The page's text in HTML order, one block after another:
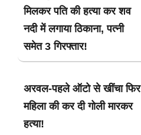
मिलकर पति की हत्या कर शव
नदी में लगाया ठिकाना, पत्नी
समेत 3 गिरफ्तार!
अरवल-पहले ऑटो से खींचा फिर
महिला की कर दी गोली मारकर
हत्या!